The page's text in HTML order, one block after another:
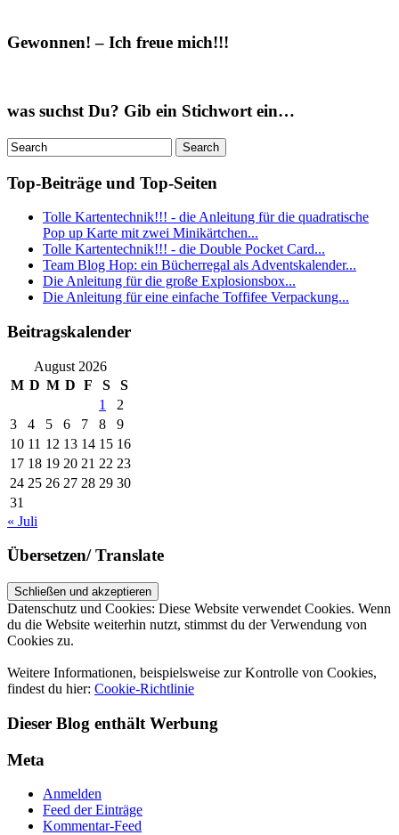
Gewonnen! – Ich freue mich!!!
was suchst Du? Gib ein Stichwort ein…
Top-Beiträge und Top-Seiten
Tolle Kartentechnik!!! - die Anleitung für die quadratische
Pop up Karte mit zwei Minikärtchen...
Tolle Kartentechnik!!! - die Double Pocket Card...
Team Blog Hop: ein Bücherregal als Adventskalender...
Die Anleitung für die große Explosionsbox...
Die Anleitung für eine einfache Toffifee Verpackung...
Beitragskalender
August 2026
M D M D F S
S
1
2
3
4 5 6 7 8
9
10 11 12 13 14 15 16
17 18 19 20 21 22 23
24 25 26 27 28 29 30
31
« Juli
Übersetzen/ Translate
Datenschutz und Cookies: Diese Website verwendet Cookies. Wenn
du die Website weiterhin nutzt, stimmst du der Verwendung von
Cookies zu.
Weitere Informationen, beispielsweise zur Kontrolle von Cookies,
findest du hier: Cookie-Richtlinie
Dieser Blog enthält Werbung
Meta
Anmelden
Feed der Einträge
Kommentar-Feed